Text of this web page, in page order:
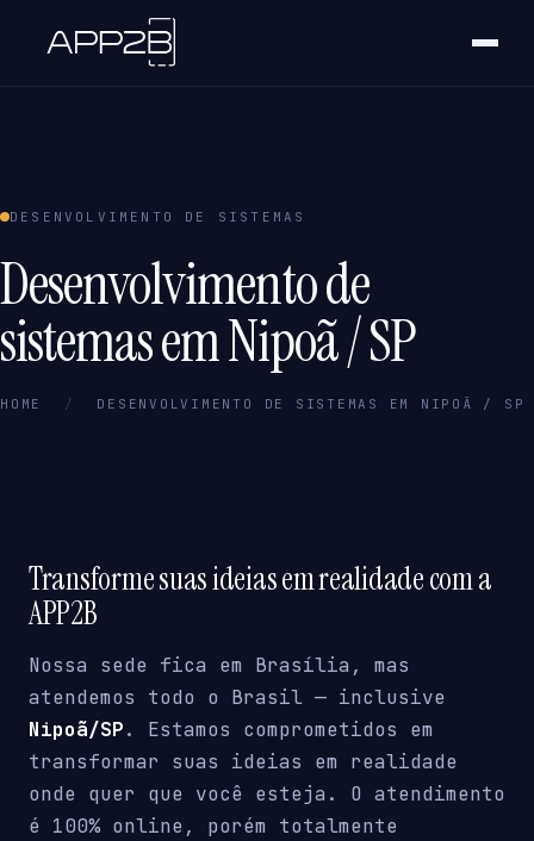
DESENVOLVIMENTO DE SISTEMAS
Desenvolvimento de
sistemas em Nipoã / SP
HOME / DESENVOLVIMENTO DE SISTEMAS EM NIPOÃ / SP
Transforme suas ideias em realidade com a
APP2B
Nossa sede fica em Brasília, mas
atendemos todo o Brasil — inclusive
Nipoã/SP. Estamos comprometidos em
transformar suas ideias em realidade
onde quer que você esteja. O atendimento
é 100% online, porém totalmente